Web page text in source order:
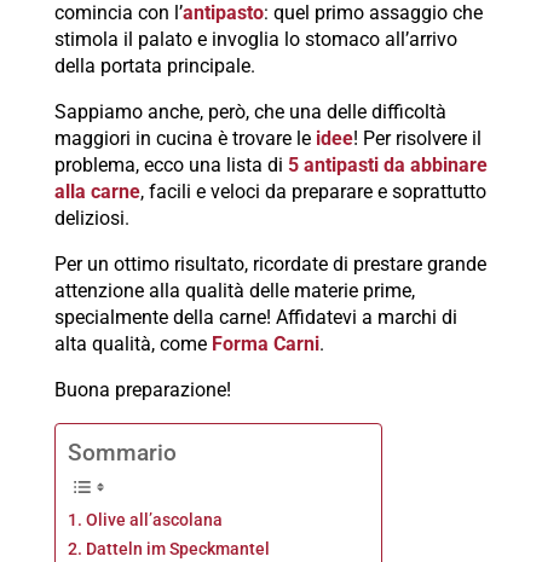
comincia con l’antipasto: quel primo assaggio che
stimola il palato e invoglia lo stomaco all’arrivo
della portata principale.
Sappiamo anche, però, che una delle difficoltà
maggiori in cucina è trovare le idee! Per risolvere il
problema, ecco una lista di 5 antipasti da abbinare
alla carne, facili e veloci da preparare e soprattutto
deliziosi.
Per un ottimo risultato, ricordate di prestare grande
attenzione alla qualità delle materie prime,
specialmente della carne! Affidatevi a marchi di
alta qualità, come Forma Carni.
Buona preparazione!
Sommario
Olive all’ascolana
Datteln im Speckmantel